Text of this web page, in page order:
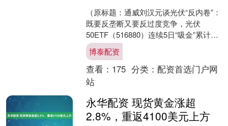
（原标题：通威刘汉元谈光伏“反内卷”：
既要反垄断又要反过度竞争，光伏
50ETF（516880）连续5日“吸金”累计
1.59亿元博泰配资，科士达上涨超4%）
11....
博泰配资
查看： 175 分类： 配资首选门户网
站
永华配资 现货黄金涨超
2.8%，重返4100美元上方